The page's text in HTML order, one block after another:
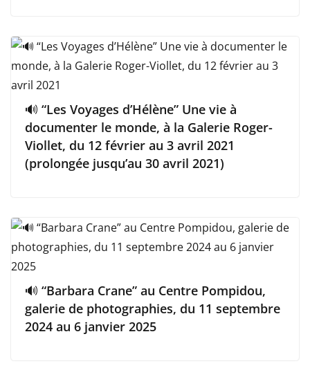
🔊 “Les Voyages d’Hélène” Une vie à
documenter le monde, à la Galerie Roger-
Viollet, du 12 février au 3 avril 2021
(prolongée jusqu’au 30 avril 2021)
🔊 “Barbara Crane” au Centre Pompidou,
galerie de photographies, du 11 septembre
2024 au 6 janvier 2025